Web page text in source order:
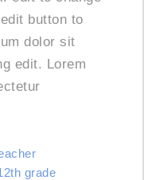
button to
dolor sit
edit. Lorem
grade